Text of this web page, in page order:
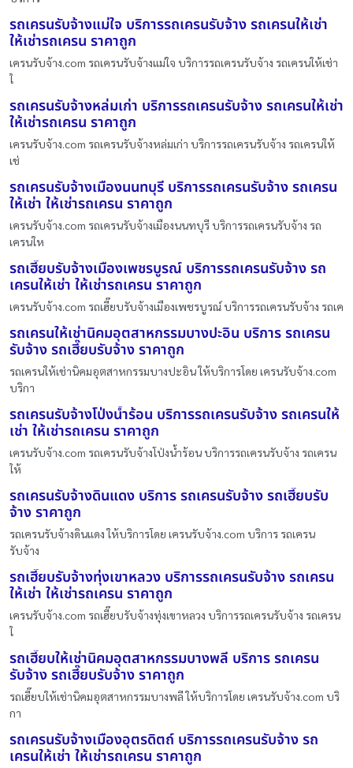
รถเครนรับจ้างแม่ใจ บริการรถเครนรับจ้าง รถเครนให้เช่า
ให้เช่ารถเครน ราคาถูก
เครนรับจ้าง.com รถเครนรับจ้างแม่ใจ บริการรถเครนรับจ้าง รถเครนให้เช่า
ใ
รถเครนรับจ้างหล่มเก่า บริการรถเครนรับจ้าง รถเครนให้เช่า
ให้เช่ารถเครน ราคาถูก
เครนรับจ้าง.com รถเครนรับจ้างหล่มเก่า บริการรถเครนรับจ้าง รถเครนให้
เช่
รถเครนรับจ้างเมืองนนทบุรี บริการรถเครนรับจ้าง รถเครน
ให้เช่า ให้เช่ารถเครน ราคาถูก
เครนรับจ้าง.com รถเครนรับจ้างเมืองนนทบุรี บริการรถเครนรับจ้าง รถ
เครนให
รถเฮี๊ยบรับจ้างเมืองเพชรบูรณ์ บริการรถเครนรับจ้าง รถ
เครนให้เช่า ให้เช่ารถเครน ราคาถูก
เครนรับจ้าง.com รถเฮี๊ยบรับจ้างเมืองเพชรบูรณ์ บริการรถเครนรับจ้าง รถเค
รถเครนให้เช่านิคมอุตสาหกรรมบางปะอิน บริการ รถเครน
รับจ้าง รถเฮี๊ยบรับจ้าง ราคาถูก
รถเครนให้เช่านิคมอุตสาหกรรมบางปะอิน ให้บริการโดย เครนรับจ้าง.com
บริกา
รถเครนรับจ้างโป่งน้ำร้อน บริการรถเครนรับจ้าง รถเครนให้
เช่า ให้เช่ารถเครน ราคาถูก
เครนรับจ้าง.com รถเครนรับจ้างโป่งน้ำร้อน บริการรถเครนรับจ้าง รถเครน
ให้
รถเครนรับจ้างดินแดง บริการ รถเครนรับจ้าง รถเฮี๊ยบรับ
จ้าง ราคาถูก
รถเครนรับจ้างดินแดง ให้บริการโดย เครนรับจ้าง.com บริการ รถเครน
รับจ้าง
รถเฮี๊ยบรับจ้างทุ่งเขาหลวง บริการรถเครนรับจ้าง รถเครน
ให้เช่า ให้เช่ารถเครน ราคาถูก
เครนรับจ้าง.com รถเฮี๊ยบรับจ้างทุ่งเขาหลวง บริการรถเครนรับจ้าง รถเครน
ใ
รถเฮี๊ยบให้เช่านิคมอุตสาหกรรมบางพลี บริการ รถเครน
รับจ้าง รถเฮี๊ยบรับจ้าง ราคาถูก
รถเฮี๊ยบให้เช่านิคมอุตสาหกรรมบางพลี ให้บริการโดย เครนรับจ้าง.com บริ
กา
รถเครนรับจ้างเมืองอุตรดิตถ์ บริการรถเครนรับจ้าง รถ
เครนให้เช่า ให้เช่ารถเครน ราคาถูก